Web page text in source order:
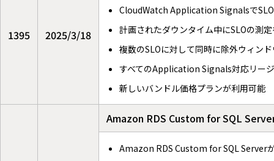
1395 2025/3/18
CloudWatch Application Signalsで
計画されたダウンタイム中にSLOの測
複数のSLOに対して同時に除外ウィン
すべてのApplication Signals対応リー
新しいバンドル価格プランが利用可能
Amazon RDS Custom for SQL
Amazon RDS Custom for SQL Server